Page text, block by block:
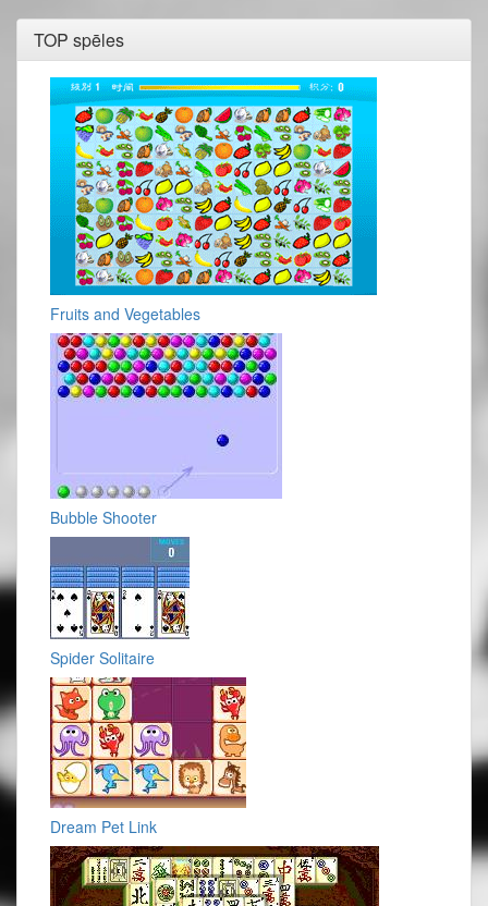
TOP spēles
Fruits and Vegetables
Bubble Shooter
Spider Solitaire
Dream Pet Link